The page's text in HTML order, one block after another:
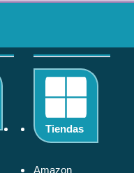
Tiendas
Amazon